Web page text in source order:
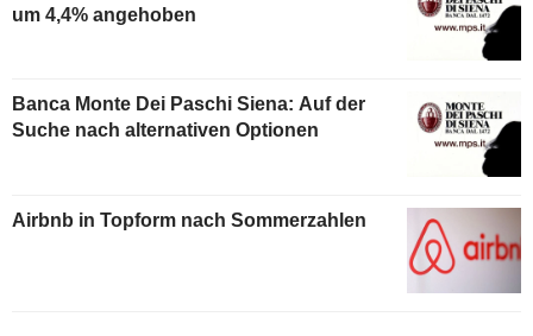
um 4,4% angehoben
Banca Monte Dei Paschi Siena: Auf der
Suche nach alternativen Optionen
Airbnb in Topform nach Sommerzahlen